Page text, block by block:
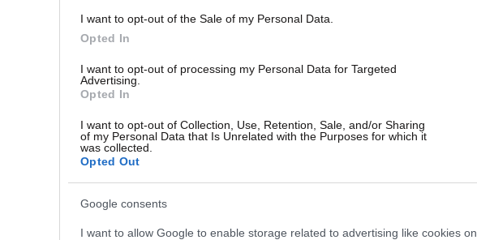
I want to opt-out of the Sale of my Personal Data.
Opted In
I want to opt-out of processing my Personal Data for Targeted
Advertising.
Opted In
I want to opt-out of Collection, Use, Retention, Sale, and/or Sharing
of my Personal Data that Is Unrelated with the Purposes for which it
was collected.
Opted Out
Google consents
I want to allow Google to enable storage related to advertising like cookies on